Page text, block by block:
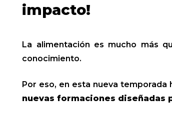
impacto!
La alimentación es mucho más
conocimiento.
Por eso, en esta nueva
nuevas formaciones diseñadas